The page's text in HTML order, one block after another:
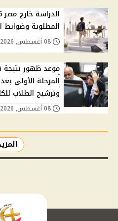
المطلوبة وضوابط
المرحلة الأولى
وترشيح الطلاب